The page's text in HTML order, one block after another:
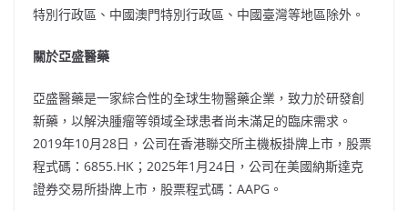
特別行政區、中國澳門特別行政區、中國臺灣等地區除外。
關於亞盛醫藥
亞盛醫藥是一家綜合性的全球生物醫藥企業，致力於研發創
新藥，以解決腫瘤等領域全球患者尚未滿足的臨床需求。
2019年10月28日，公司在香港聯交所主機板掛牌上市，股票
程式碼：6855.HK；2025年1月24日，公司在美國納斯達克
證券交易所掛牌上市，股票程式碼：AAPG。